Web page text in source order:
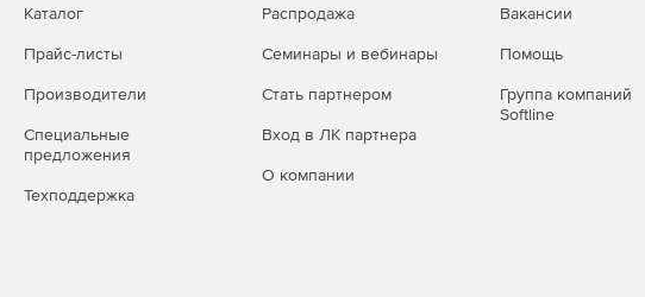
Каталог
Прайс-листы
Производители
Специальные
предложения
Техподдержка
Распродажа
Семинары и вебинары
Стать партнером
Вход в ЛК партнера
О компании
Вакансии
Помощь
Группа компаний
Softline